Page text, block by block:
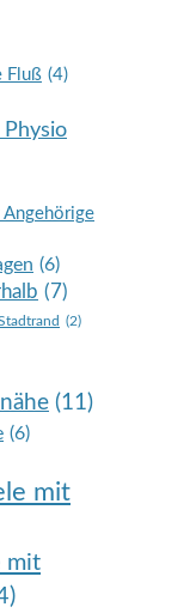
Fluß (4)
Angehörige
(6)
(7)
(2)
(11)
(6)
mit
mit